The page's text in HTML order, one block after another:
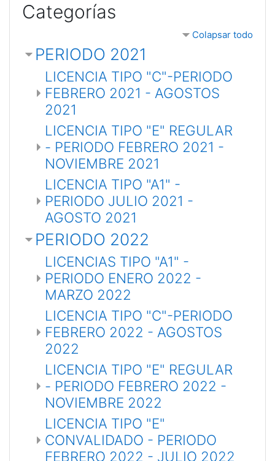
Categorías
Colapsar todo
PERIODO 2021
LICENCIA TIPO "C"-PERIODO
FEBRERO 2021 - AGOSTOS
2021
LICENCIA TIPO "E" REGULAR
- PERIODO FEBRERO 2021 -
NOVIEMBRE 2021
LICENCIA TIPO "A1" -
PERIODO JULIO 2021 -
AGOSTO 2021
PERIODO 2022
LICENCIAS TIPO "A1" -
PERIODO ENERO 2022 -
MARZO 2022
LICENCIA TIPO "C"-PERIODO
FEBRERO 2022 - AGOSTOS
2022
LICENCIA TIPO "E" REGULAR
- PERIODO FEBRERO 2022 -
NOVIEMBRE 2022
LICENCIA TIPO "E"
CONVALIDADO - PERIODO
FEBRERO 2022 - JULIO 2022